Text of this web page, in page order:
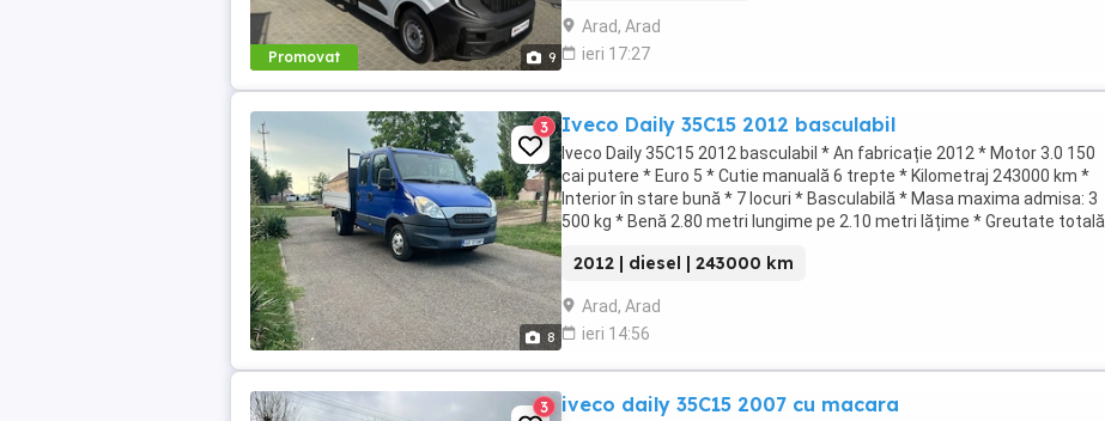
Promovat 9
Arad, Arad
ieri 17:27
8
3 Iveco Daily 35C15 2012 basculabil
Iveco Daily 35C15 2012 basculabil * An fabricație 2012 * Motor 3.0 150
cai putere * Euro 5 * Cutie manuală 6 trepte * Kilometraj 243000 km *
Interior în stare bună * 7 locuri * Basculabilă * Masa maxima admisa: 3
500 kg * Benă 2.80 metri lungime pe 2.10 metri lățime * Greutate totală
2012 | diesel | 243000 km
Arad, Arad
ieri 14:56
3 iveco daily 35C15 2007 cu macara